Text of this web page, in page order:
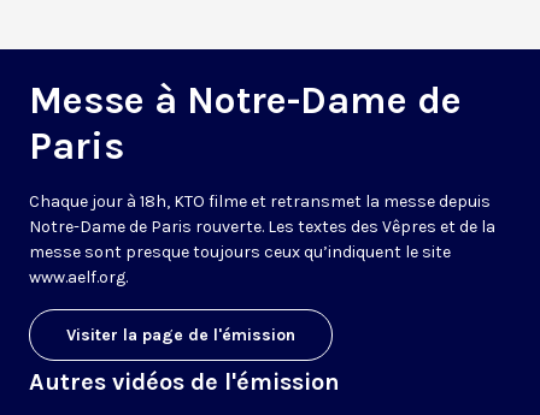
Messe à Notre-Dame de
Paris
Chaque jour à 18h, KTO filme et retransmet la messe depuis
Notre-Dame de Paris rouverte. Les textes des Vêpres et de la
messe sont presque toujours ceux qu’indiquent le site
www.aelf.org.
Visiter la page de l'émission
Autres vidéos de l'émission